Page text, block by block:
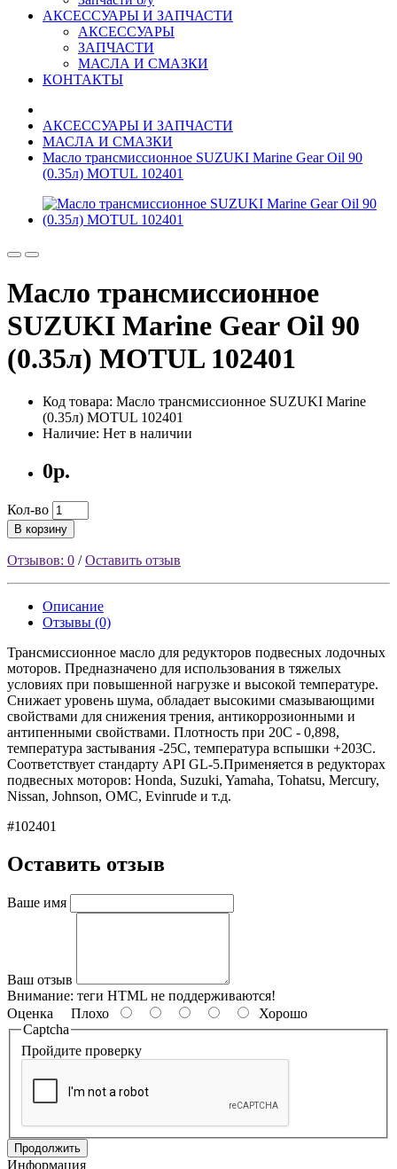
АКСЕССУАРЫ И ЗАПЧАСТИ
АКСЕССУАРЫ
ЗАПЧАСТИ
МАСЛА И СМАЗКИ
КОНТАКТЫ
АКСЕССУАРЫ И ЗАПЧАСТИ
МАСЛА И СМАЗКИ
Масло трансмиcсионное SUZUKI Marine Gear Oil 90
(0.35л) MOTUL 102401
Масло трансмиcсионное
SUZUKI Marine Gear Oil 90
(0.35л) MOTUL 102401
Код товара: Масло трансмиcсионное SUZUKI Marine
(0.35л) MOTUL 102401
Наличие: Нет в наличии
0р.
Кол-во
В корзину
Отзывов: 0 /Оставить отзыв
Описание
Отзывы (0)
Трансмиссионное масло для редукторов подвесных лодочных
моторов. Предназначено для использования в тяжелых
условиях при повышенной нагрузке и высокой температуре.
Снижает уровень шума, обладает высокими смазывающими
свойствами для снижения трения, антикоррозионными и
антипенными свойствами. Плотность при 20С - 0,898,
температура застывания -25С, температура вспышки +203С.
Соответствует стандарту API GL-5.Применяется в редукторах
подвесных моторов: Honda, Suzuki, Yamaha, Tohatsu, Mercury,
Nissan, Johnson, OMC, Evinrude и т.д.
#102401
Оставить отзыв
Ваше имя
Ваш отзыв
Внимание: теги HTML не поддерживаются!
Оценка Плохо
Хорошо
Captcha
Пройдите проверку
Продолжить
Информация